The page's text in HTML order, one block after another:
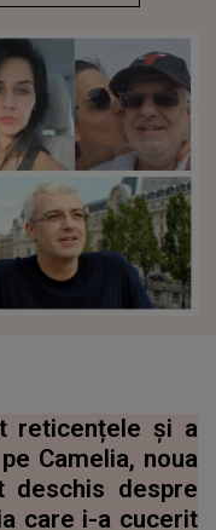
reticențele și a
Camelia, noua
deschis despre
care i-a cucerit